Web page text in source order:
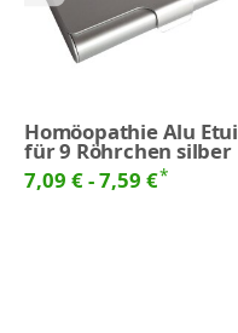
Homöopathie Alu Etui
für 9 Röhrchen silber
7,09 € -7,59 €*